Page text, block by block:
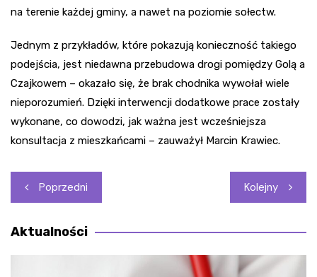
na terenie każdej gminy, a nawet na poziomie sołectw.
Jednym z przykładów, które pokazują konieczność takiego
podejścia, jest niedawna przebudowa drogi pomiędzy Golą a
Czajkowem – okazało się, że brak chodnika wywołał wiele
nieporozumień. Dzięki interwencji dodatkowe prace zostały
wykonane, co dowodzi, jak ważna jest wcześniejsza
konsultacja z mieszkańcami – zauważył Marcin Krawiec.
Nawigacja
wpisu
Poprzedni Kolejny
Aktualności